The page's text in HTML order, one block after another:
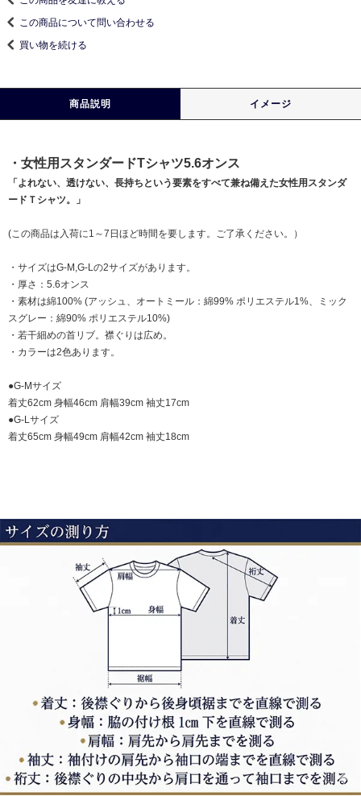
この商品について問い合わせる
買い物を続ける
商品説明 イメージ
・女性用スタンダードTシャツ5.6オンス
「よれない、透けない、長持ちという要素をすべて兼ね備えた女性用スタンダ
ードＴシャツ。」
(この商品は入荷に1～7日ほど時間を要します。ご了承ください。）
・サイズはG-M,G-Lの2サイズがあります。
・厚さ：5.6オンス
・素材は綿100% (アッシュ、オートミール：綿99% ポリエステル1%、ミック
スグレー：綿90% ポリエステル10%)
・若干細めの首リブ。襟ぐりは広め。
・カラーは2色あります。
●G-Mサイズ
着丈62cm 身幅46cm 肩幅39cm 袖丈17cm
●G-Lサイズ
着丈65cm 身幅49cm 肩幅42cm 袖丈18cm